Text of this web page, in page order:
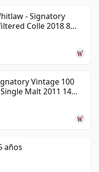
- Signatory
Colle 2018 8
Vintage 100
Malt 2011 14
años